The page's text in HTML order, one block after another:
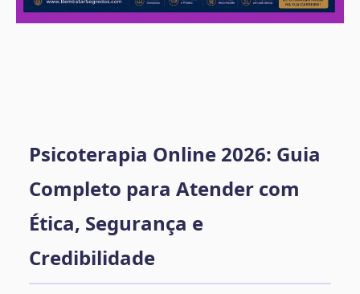
Psicoterapia Online 2026: Guia
Completo para Atender com
Ética, Segurança e
Credibilidade